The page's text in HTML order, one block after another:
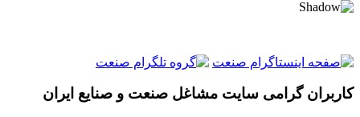
کاربران گرامی سایت مشاغل صنعت و صنایع ایران